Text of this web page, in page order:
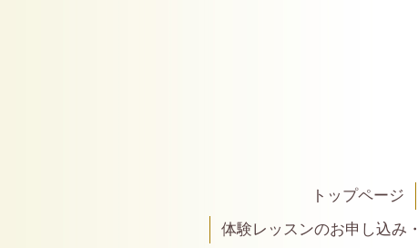
トップページ
体験レッスンのお申し込み